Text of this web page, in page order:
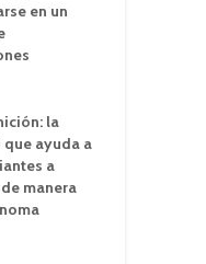
en un
la
ayuda a
a
manera